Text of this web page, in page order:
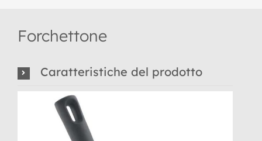
Forchettone
Caratteristiche del prodotto